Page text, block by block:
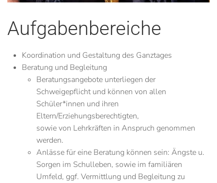
Aufgabenbereiche
Koordination und Gestaltung des Ganztages
Beratung und Begleitung
Beratungsangebote unterliegen der
Schweigepflicht und können von allen
Schüler*innen und ihren
Eltern/Erziehungsberechtigten,
sowievon Lehrkräften in Anspruch genommen
werden.
Anlässe für eine Beratung können sein: Ängste u.
Sorgen im Schulleben, sowie im familiären
Umfeld, ggf. Vermittlung und Begleitung zu